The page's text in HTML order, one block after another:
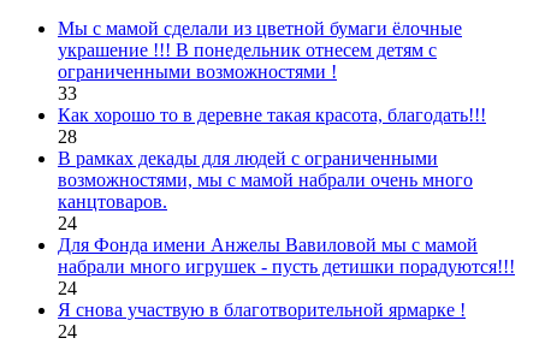
Мы с мамой сделали из цветной бумаги ёлочные
украшение !!! В понедельник отнесем детям с
ограниченными возможностями !
33
Как хорошо то в деревне такая красота, благодать!!!
28
В рамках декады для людей с ограниченными
возможностями, мы с мамой набрали очень много
канцтоваров.
24
Для Фонда имени Анжелы Вавиловой мы с мамой
набрали много игрушек - пусть детишки порадуются!!!
24
Я снова участвую в благотворительной ярмарке !
24